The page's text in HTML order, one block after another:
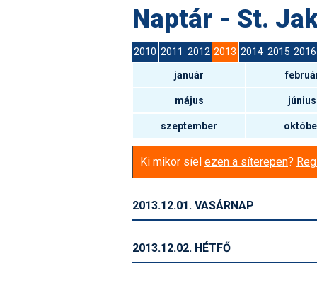
Naptár - St.
2010 2011 2012 2013 2014 2015 2016
január
május június
szeptember
Ki mikor síel ezen a síterepen?
2013.12.01. VASÁRNAP
2013.12.02. HÉTFŐ